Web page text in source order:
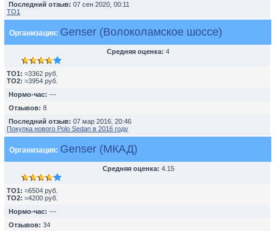
Последний отзыв: 07 сен 2020, 00:11
ТО1
Организация: Genser (Волоколамское шоссе)
Средняя оценка: 4
TO1: ≈3362 руб.
TO2: ≈3954 руб.
Нормо-час: ---
Отзывов: 8
Последний отзыв: 07 мар 2016, 20:46
Покупка нового Polo Sedan в 2016 году
Организация: Genser (МКАД)
Средняя оценка: 4.15
TO1: ≈6504 руб.
TO2: ≈4200 руб.
Нормо-час: ---
Отзывов: 34